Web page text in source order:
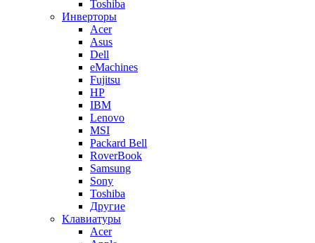
Toshiba
Инверторы
Acer
Asus
Dell
eMachines
Fujitsu
HP
IBM
Lenovo
MSI
Packard Bell
RoverBook
Samsung
Sony
Toshiba
Другие
Клавиатуры
Acer